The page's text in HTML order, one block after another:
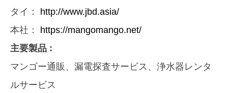
タイ： http://www.jbd.asia/
本社： https://mangomango.net/
主要製品 :
マンゴー通販、漏電探査サービス、浄水器レンタ
ルサービス